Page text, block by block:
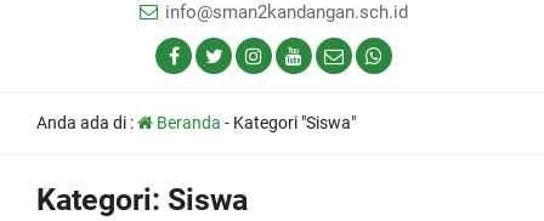
info@sman2kandangan.sch.id
Anda ada di : Beranda - Kategori "Siswa"
Kategori: Siswa